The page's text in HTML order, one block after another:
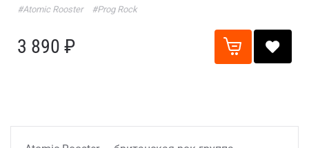
#Atomic Rooster #Prog Rock
3 890 ₽